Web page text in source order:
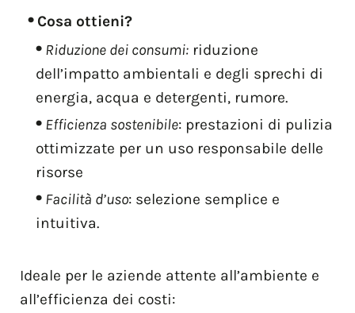
Cosa ottieni?
Riduzione dei consumi: riduzione
dell’impatto ambientali e degli sprechi di
energia, acqua e detergenti, rumore.
Efficienza sostenibile: prestazioni di pulizia
ottimizzate per un uso responsabile delle
risorse
Facilità d’uso: selezione semplice e
intuitiva.
Ideale per le aziende attente all’ambiente e
all’efficienza dei costi: